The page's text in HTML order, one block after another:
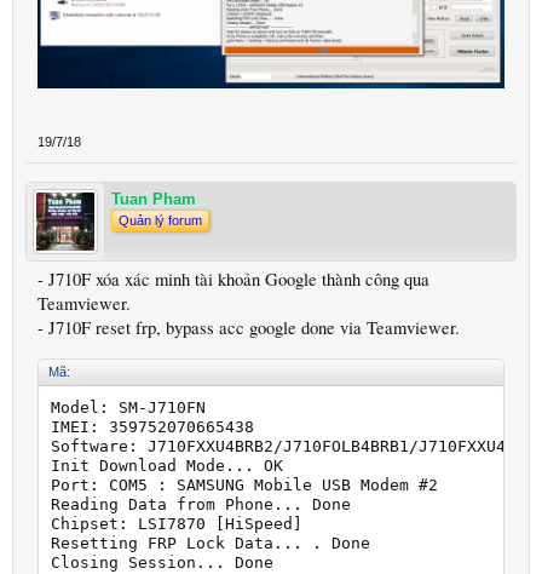
19/7/18
Tuan Pham
Quản lý forum
- J710F xóa xác minh tài khoản Google thành công qua
Teamviewer.
- J710F reset frp, bypass acc google done via Teamviewer.
Mã:
Model: SM-J710FN
IMEI: 359752070665438
Software: J710FXXU4BRB2/J710FOLB4BRB1/
Init Download Mode... OK
Port: COM5 : SAMSUNG Mobile USB Modem #2
Reading Data from Phone... Done
Chipset: LSI7870 [HiSpeed]
Resetting FRP Lock Data... . Done
Closing Session... Done